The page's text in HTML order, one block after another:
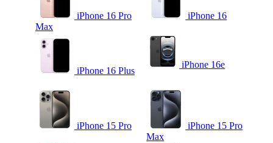
iPhone 16 Pro
Max
iPhone 16
iPhone 16 Plus
iPhone 16e
iPhone 15 Pro
iPhone 15 Pro
Max